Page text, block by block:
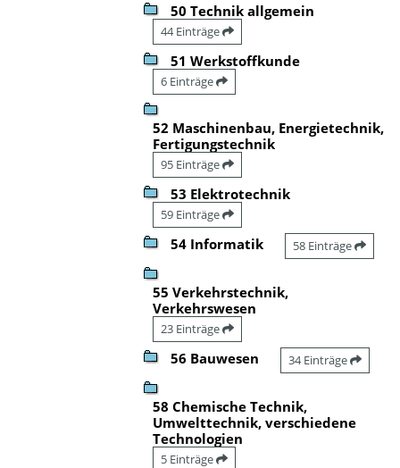
50 Technik allgemein
44 Einträge
51 Werkstoffkunde
6 Einträge
52 Maschinenbau, Energietechnik,
Fertigungstechnik
95 Einträge
53 Elektrotechnik
59 Einträge
54 Informatik 58 Einträge
55 Verkehrstechnik,
Verkehrswesen
23 Einträge
56 Bauwesen 34 Einträge
58 Chemische Technik,
Umwelttechnik, verschiedene
Technologien
5 Einträge